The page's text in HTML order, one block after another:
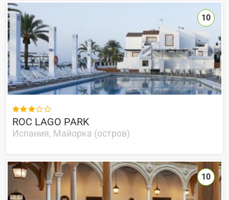

ROC LAGO PARK
Испания, Майорка (остров)
10
10